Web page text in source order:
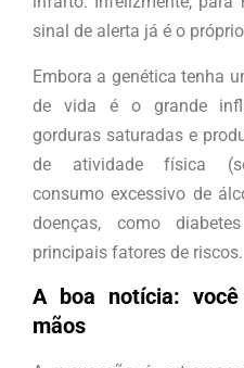
sinal de alerta já é o
Embora a genética tenha
de vida é o grande
gorduras saturadas e
de atividade física
consumo excessivo de
doenças, como
principais fatores de riscos.
A boa notícia:
mãos